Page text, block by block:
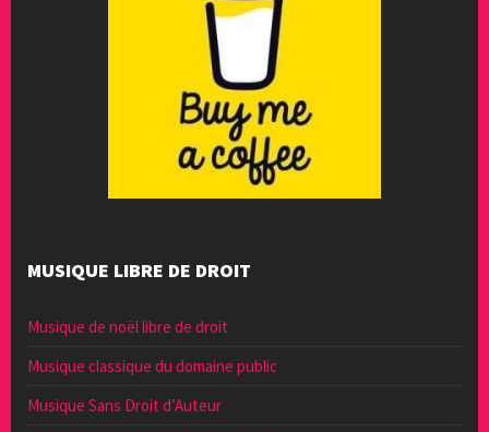
MUSIQUE LIBRE DE DROIT
Musique de noël libre de droit
Musique classique du domaine public
Musique Sans Droit d’Auteur